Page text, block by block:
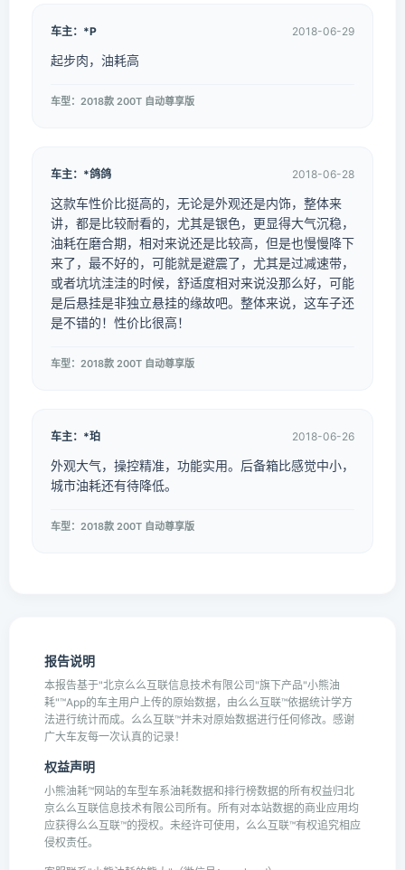
车主：*P 2018-06-29
起步肉，油耗高
车型：2018款 200T 自动尊享版
车主：*鸽鸽 2018-06-28
这款车性价比挺高的，无论是外观还是内饰，整体来
讲，都是比较耐看的，尤其是银色，更显得大气沉稳，
油耗在磨合期，相对来说还是比较高，但是也慢慢降下
来了，最不好的，可能就是避震了，尤其是过减速带，
或者坑坑洼洼的时候，舒适度相对来说没那么好，可能
是后悬挂是非独立悬挂的缘故吧。整体来说，这车子还
是不错的！性价比很高！
车型：2018款 200T 自动尊享版
车主：*珀 2018-06-26
外观大气，操控精准，功能实用。后备箱比感觉中小，
城市油耗还有待降低。
车型：2018款 200T 自动尊享版
报告说明
本报告基于"北京么么互联信息技术有限公司"旗下产品"小熊油
耗"™App的车主用户上传的原始数据，由么么互联™依据统计学方
法进行统计而成。么么互联™并未对原始数据进行任何修改。感谢
广大车友每一次认真的记录！
权益声明
小熊油耗™网站的车型车系油耗数据和排行榜数据的所有权益归北
京么么互联信息技术有限公司所有。所有对本站数据的商业应用均
应获得么么互联™的授权。未经许可使用，么么互联™有权追究相应
侵权责任。